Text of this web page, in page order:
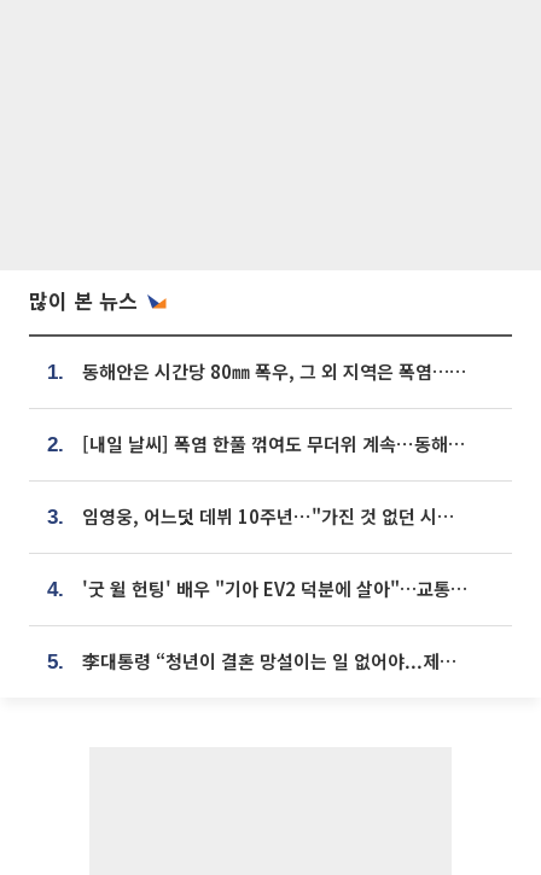
많이 본 뉴스
1. 동해안은 시간당 80㎜ 폭우, 그 외 지역은 폭염…‘극과 극 날씨’
2. [내일 날씨] 폭염 한풀 꺾여도 무더위 계속⋯동해안 이틀 연속 비
3. 임영웅, 어느덧 데뷔 10주년⋯"가진 것 없던 시절, 내 앞엔 20명의 팬뿐"
4. '굿 윌 헌팅' 배우 "기아 EV2 덕분에 살아"…교통사고 후 안전성 극찬
5. 李대통령 “청년이 결혼 망설이는 일 없어야...제도상 불이익 조사”